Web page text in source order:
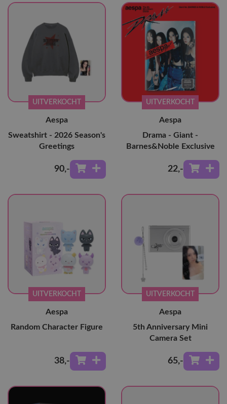
UITVERKOCHT
Aespa
Sweatshirt - 2026 Season's
Greetings
90,-
UITVERKOCHT
Aespa
Drama - Giant -
Barnes&Noble Exclusive
22,-
UITVERKOCHT
Aespa
Random Character Figure
38,-
UITVERKOCHT
Aespa
5th Anniversary Mini
Camera Set
65,-